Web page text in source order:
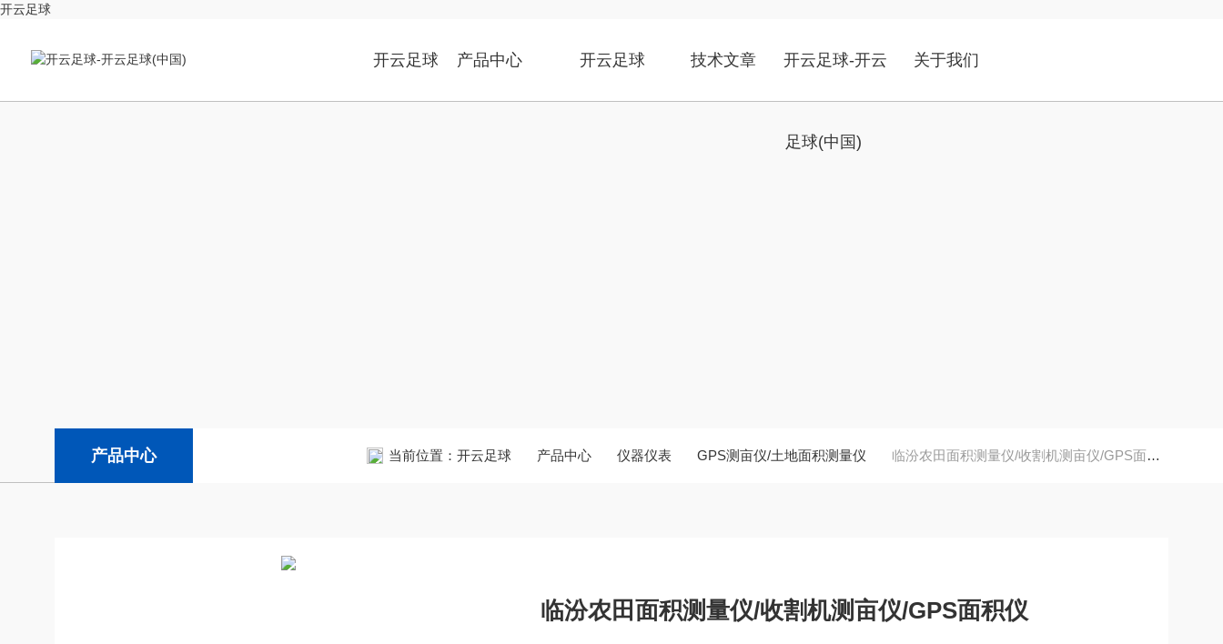
开云足球
开云足球 产品中心 开云足球 技术文章 开云足球-开云
足球(中国)
关于我们
产品中心 当前位置： 开云足球 产品中心 仪器仪表 GPS测亩仪/土地面积测量仪 临汾农田面积测量仪/收割机测亩仪/GPS面积仪
临汾农田面积测量仪/收割机测亩仪/GPS面积仪